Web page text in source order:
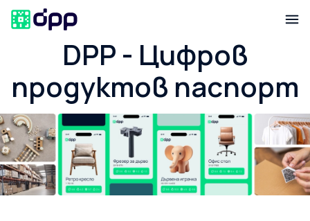
DPP - Цифров
продуктов паспорт